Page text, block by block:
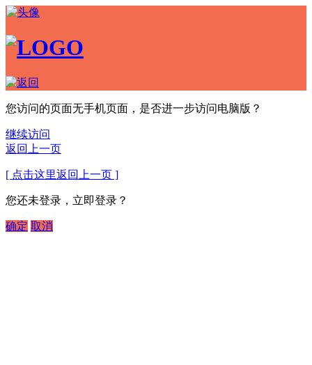
您访问的页面无手机页面，是否进一步访问电脑版？
继续访问
返回上一页
[ 点击这里返回上一页 ]
您还未登录，立即登录？
确定 取消